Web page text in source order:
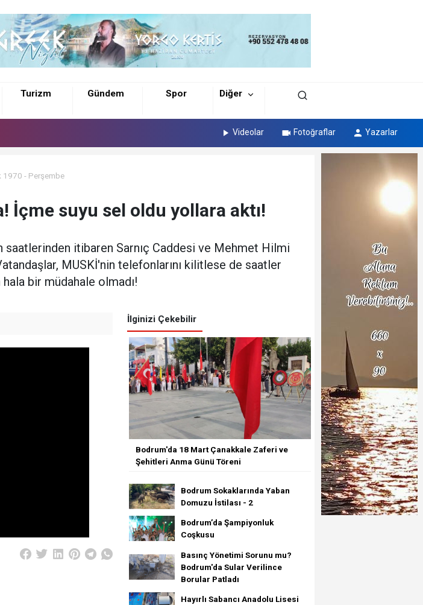
Turizm Gündem Spor Diğer
Videolar Fotoğraflar Yazarlar
1970 - Perşembe
İçme suyu sel oldu yollara aktı!
saatlerinden itibaren Sarnıç Caddesi ve Mehmet Hilmi
MUSKİ'nin telefonlarını kilitlese de saatler
bir müdahale olmadı!
İlginizi Çekebilir
Bodrum'da 18 Mart Çanakkale Zaferi ve
Şehitleri Anma Günü Töreni
Bodrum Sokaklarında Yaban
Domuzu İstilası - 2
Bodrum’da Şampiyonluk
Coşkusu
Basınç Yönetimi Sorunu mu?
Bodrum'da Sular Verilince
Borular Patladı
Hayırlı Sabancı Anadolu Lisesi